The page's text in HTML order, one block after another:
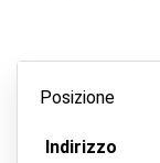
Posizione
Indirizzo